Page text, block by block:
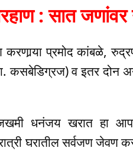
: सात
करणार्‍या प्रमोद कांबळे,
कसबेडिग्रज) व इतर दोन
धनंजय खरात हा
घरातील सर्वजण जेवण